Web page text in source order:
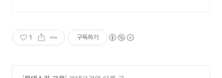
1 구독하기